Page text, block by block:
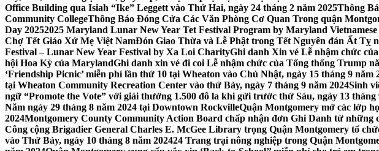
Office Building qua Isiah “Ike” Leggett vào Thứ Hai, ngày 24 tháng 2 năm 2025Thông
Community CollegeThông Báo Đóng Cửa Các Văn Phòng Cơ Quan Trong quận
Day 20252025 Maryland Lunar New Year Tet Festival Program by Maryland
Chợ Tết Giáo Xứ Mẹ Việt NamĐón Giao Thừa và Lễ Phật trong Tết Nguyên đán Ất Tỵ
Festival – Lunar New Year Festival by Xa Loi CharityGhi danh Xin vé Lễ nhậm chức
hội Hoa Kỳ của MarylandGhi danh xin vé đi coi Lễ nhậm chức của Tổng thống Trump
‘Friendship Picnic’ miễn phí lần thứ 10 tại Wheaton vào Chủ Nhật, ngày 15 tháng 9 năm
tại Wheaton Community Recreation Center vào thứ Bảy, ngày 7 tháng 9 năm 2024Sinh
ngữ “Promote the Vote” với giải thưởng 1.500 đô la khi gửi trước thứ Sáu, ngày 13 tháng
Năm ngày 29 tháng 8 năm 2024 tại Downtown RockvilleQuận Montgomery mở các lớp
2024Montgomery County Community Action Board chấp nhận đơn Ghi Danh từ
Công cộng Brigadier General Charles E. McGee Library trọng Quận Montgomery tổ
vào Thứ Bảy, ngày 10 tháng 8 năm 202424 Trang trại nông nghiệp trong Quận